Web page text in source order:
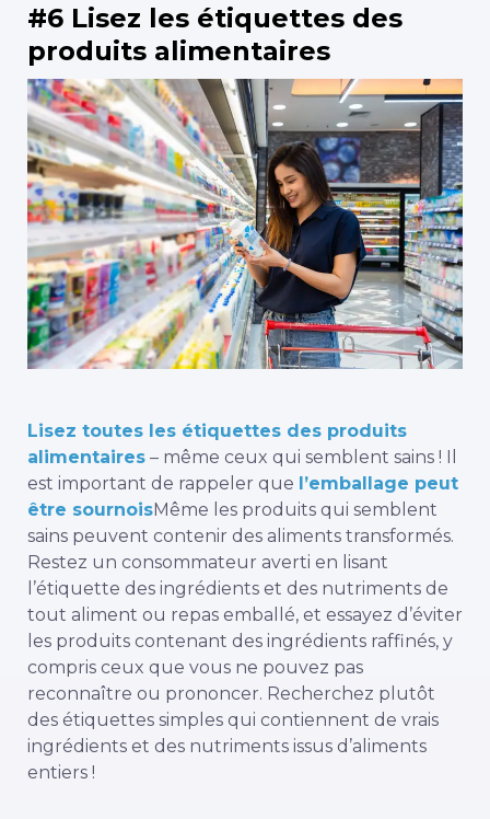
#6 Lisez les étiquettes des
produits alimentaires
Lisez toutes les étiquettes des produits
alimentaires – même ceux qui semblent sains ! Il
est important de rappeler que l’emballage peut
être sournoisMême les produits qui semblent
sains peuvent contenir des aliments transformés.
Restez un consommateur averti en lisant
l’étiquette des ingrédients et des nutriments de
tout aliment ou repas emballé, et essayez d’éviter
les produits contenant des ingrédients raffinés, y
compris ceux que vous ne pouvez pas
reconnaître ou prononcer. Recherchez plutôt
des étiquettes simples qui contiennent de vrais
ingrédients et des nutriments issus d’aliments
entiers !